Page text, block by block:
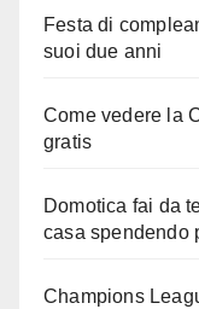
Festa di
suoi due anni
Come vedere la
gratis
Domotica fai da
casa spendendo
Champions